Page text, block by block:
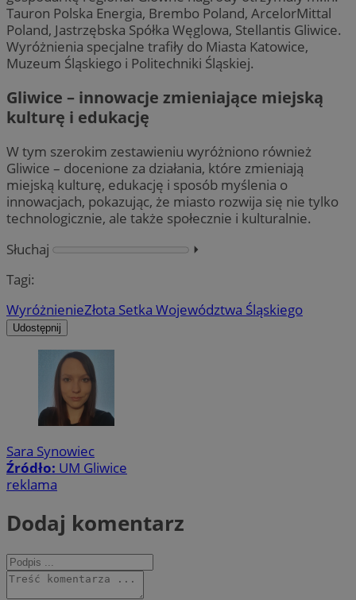
Tauron Polska Energia, Brembo Poland, ArcelorMittal
Poland, Jastrzębska Spółka Węglowa, Stellantis Gliwice.
Wyróżnienia specjalne trafiły do Miasta Katowice,
Muzeum Śląskiego i Politechniki Śląskiej.
Gliwice – innowacje zmieniające miejską
kulturę i edukację
W tym szerokim zestawieniu wyróżniono również
Gliwice – docenione za działania, które zmieniają
miejską kulturę, edukację i sposób myślenia o
innowacjach, pokazując, że miasto rozwija się nie tylko
technologicznie, ale także społecznie i kulturalnie.
Słuchaj
⏵︎
Tagi:
WyróżnienieZłota Setka Województwa Śląskiego
Udostępnij
Sara Synowiec
Źródło: UM Gliwice
reklama
Dodaj komentarz